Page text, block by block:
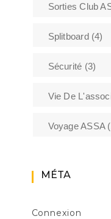
Sorties Club
Splitboard(4)
Sécurité (3)
Vie De
Voyage ASSA
MÉTA
Connexion